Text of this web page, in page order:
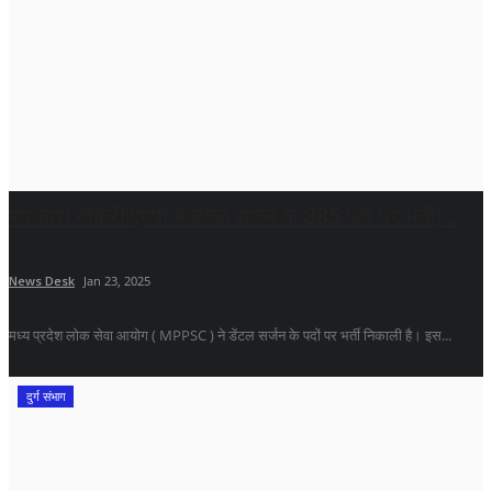
News Desk Jan 23, 2025
मध्य प्रदेश लोक सेवा आयोग ( MPPSC ) ने डेंटल सर्जन के पदों पर भर्ती निकाली है। इस...
दुर्ग संभाग